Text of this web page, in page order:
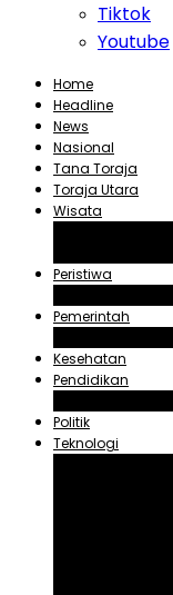
Tiktok
Youtube
Home
Headline
News
Nasional
Tana Toraja
Toraja Utara
Wisata
Peristiwa
Pemerintah
Kesehatan
Pendidikan
Politik
Teknologi